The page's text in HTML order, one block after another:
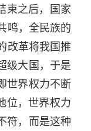
束之后，国家
鸣，全民族的
改革将我国推
级大国，于是
世界权力不断
位，世界权力
符，而是这种